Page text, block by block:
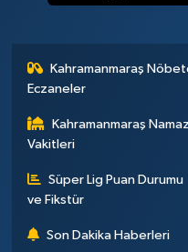
Kahramanmaraş
Eczaneler
Kahramanmaraş Namaz
Vakitleri
Süper Lig Puan Durumu
ve Fikstür
Son Dakika Haberleri